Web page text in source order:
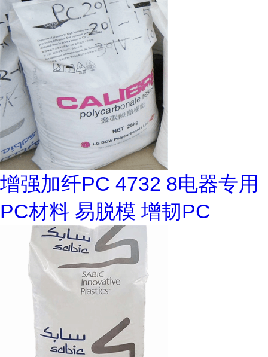
增强加纤PC 4732 8电器专用
PC材料 易脱模 增韧PC